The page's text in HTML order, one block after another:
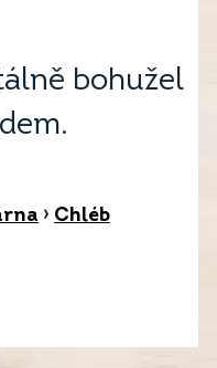
bohužel
› Chléb